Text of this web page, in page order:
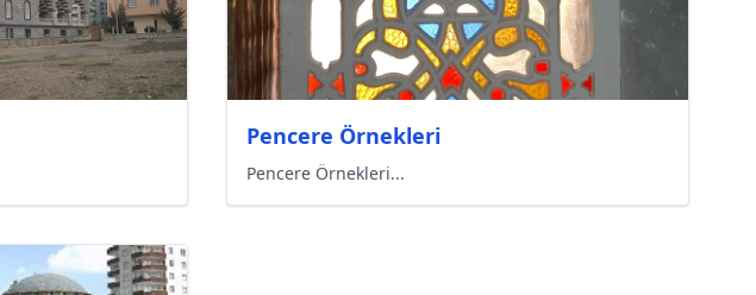
Pencere Örnekleri
Pencere Örnekleri...